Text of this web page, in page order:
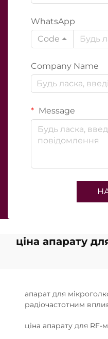
WhatsApp
Code
Company Name
Message
ціна апарату
апарат для
радіочастотним
ціна апарату для RF-